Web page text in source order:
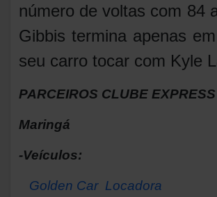
número de voltas com 84
Gibbis termina apenas
seu carro tocar com Kyle
PARCEIROS CLUBE EXPRESS
Maringá
-Veículos:
Golden Car Locadora